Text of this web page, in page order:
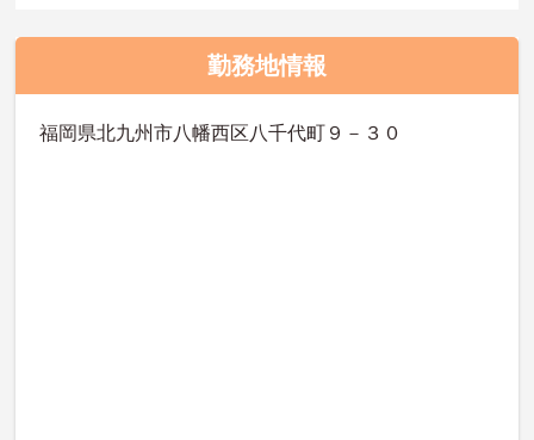
勤務地情報
福岡県北九州市八幡西区八千代町９－３０